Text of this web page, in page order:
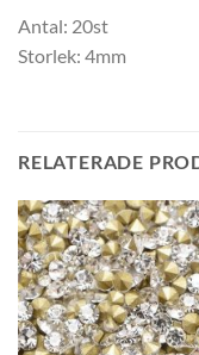
Antal: 20st
Storlek: 4mm
RELATERADE